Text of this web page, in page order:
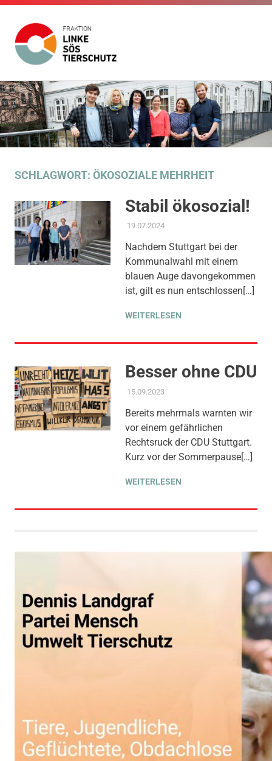
Zum
Inhalt
springen
Linke
SÖS
Tierschutz
der
Fraktion
Die
Linke
SÖS
Gemeinderat
SCHLAGWORT: ÖKOSOZIALE MEHRHEIT
Stabil ökosozial!
19.07.2024ADMIN
AKTUELLES
SICHERUNG & TEILHABE
STADTENTWICKLUNG
THEMEN,UMWELT, KLIMA &
ENERGIE
Nachdem Stuttgart bei der
Kommunalwahl mit einem
blauen Auge davongekommen
ist, gilt es nun entschlossen[…]
WEITERLESEN
Besser ohne CDU
15.09.2023ADMIN
AKTUELLES
UND VIELFALT,THEMEN
Bereits mehrmals warnten wir
vor einem gefährlichen
Rechtsruck der CDU Stuttgart.
Kurz vor der Sommerpause[…]
WEITERLESEN